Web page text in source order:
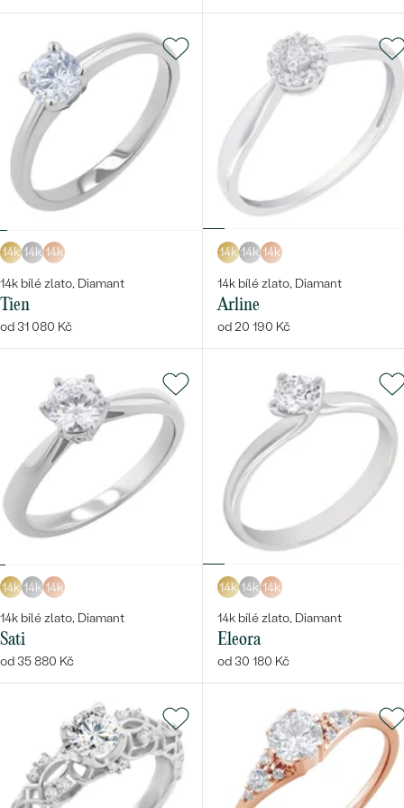
14k 14k 14k
14k bílé zlato, Diamant
Tien
od 31 080 Kč
14k 14k 14k
14k bílé zlato, Diamant
Arline
od 20 190 Kč
14k 14k 14k
14k bílé zlato, Diamant
Sati
od 35 880 Kč
14k 14k 14k
14k bílé zlato, Diamant
Eleora
od 30 180 Kč